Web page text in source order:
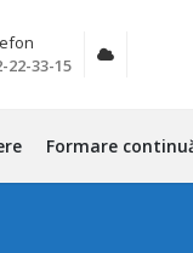
22-33-15
Formare